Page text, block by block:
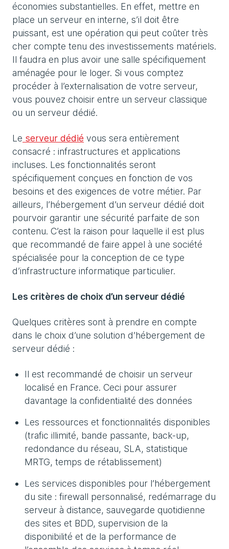
économies substantielles. En effet, mettre en
place un serveur en interne, s’il doit être
puissant, est une opération qui peut coûter très
cher compte tenu des investissements matériels.
Il faudra en plus avoir une salle spécifiquement
aménagée pour le loger. Si vous comptez
procéder à l’externalisation de votre serveur,
vous pouvez choisir entre un serveur classique
ou un serveur dédié.
Le serveur dédié vous sera entièrement
consacré : infrastructures et applications
incluses. Les fonctionnalités seront
spécifiquement conçues en fonction de vos
besoins et des exigences de votre métier. Par
ailleurs, l’hébergement d’un serveur dédié doit
pourvoir garantir une sécurité parfaite de son
contenu. C’est la raison pour laquelle il est plus
que recommandé de faire appel à une société
spécialisée pour la conception de ce type
d’infrastructure informatique particulier.
Les critères de choix d’un serveur dédié
Quelques critères sont à prendre en compte
dans le choix d’une solution d’hébergement de
serveur dédié :
Il est recommandé de choisir un serveur
localisé en France. Ceci pour assurer
davantage la confidentialité des données
Les ressources et fonctionnalités disponibles
(trafic illimité, bande passante, back-up,
redondance du réseau, SLA, statistique
MRTG, temps de rétablissement)
Les services disponibles pour l’hébergement
du site : firewall personnalisé, redémarrage du
serveur à distance, sauvegarde quotidienne
des sites et BDD, supervision de la
disponibilité et de la performance de